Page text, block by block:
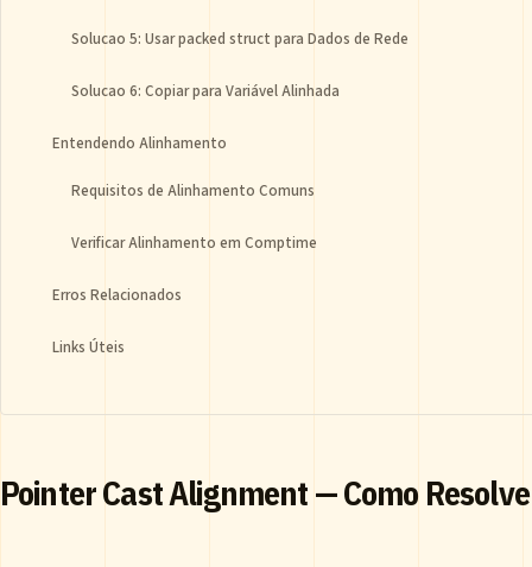
Solucao 5: Usar packed struct para Dados de Rede
Solucao 6: Copiar para Variável Alinhada
Entendendo Alinhamento
Requisitos de Alinhamento Comuns
Verificar Alinhamento em Comptime
Erros Relacionados
Links Úteis
Pointer Cast Alignment — Como